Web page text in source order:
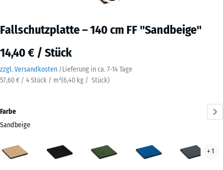
Fallschutzplatte – 140 cm FF "Sandbeige"
14,40 € / Stück
zzgl. Versandkosten /Lieferung in ca. 7-14 Tage
57,60 € / 4 Stück / m²(6,40 kg / Stück)
Farbe
Sandbeige
(active)
+ 1